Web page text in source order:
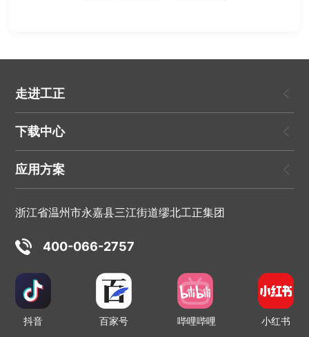
走进工正
下载中心
应用方案
浙江省温州市永嘉县三江街道缪北工正集团
400-066-2757
抖音 百家号 哔哩哔哩 小红书